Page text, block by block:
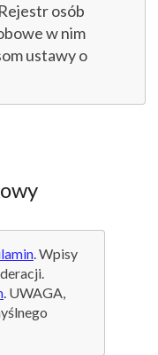
osób
w nim
ustawy o
. Wpisy
. UWAGA,